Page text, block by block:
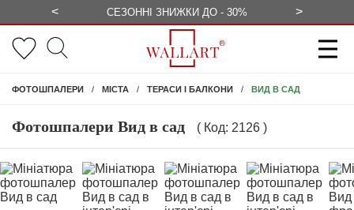
< СЕЗОННІ ЗНИЖКИ ДО - 30% >
ФОТОШПАЛЕРИ МІСТА ТЕРАСИ І БАЛКОНИ ВИД В САД
Фотошпалери Вид в сад ( Код: 2126 )